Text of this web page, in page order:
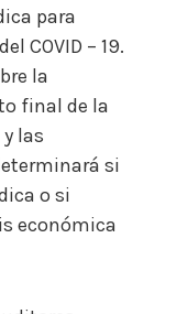
para
COVID – 19.
la
final de la
las
si
o si
económica